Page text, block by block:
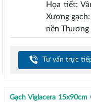
Họa tiết:
Xương
nền Thương
Tư vấn trực
Gạch Viglacera